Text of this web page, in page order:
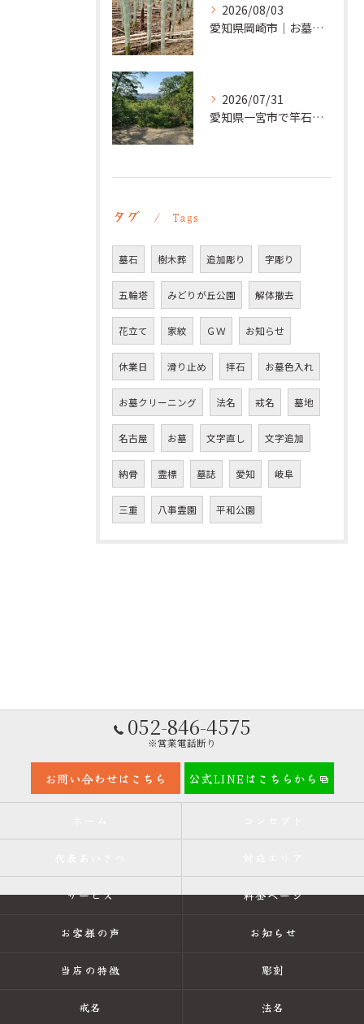
2026/08/03
愛知県岡崎市｜お墓の追加彫り施工例 ｜彫刻本舗
2026/07/31
愛知県一宮市で竿石への追加彫刻｜彫刻本舗
タグ Tags
墓石 樹木葬 追加彫り 字彫り
五輪塔 みどりが丘公園 解体撤去
花立て 家紋 ＧＷ お知らせ
休業日 滑り止め 拝石 お墓色入れ
お墓クリーニング 法名 戒名 墓地
名古屋 お墓 文字直し 文字追加
納骨 霊標 墓誌 愛知 岐阜
三重 八事霊園 平和公園
052-846-4575
※営業電話断り
お問い合わせはこちら 公式LINEはこちらから
サービス 料金ページ
お客様の声 お知らせ
当店の特徴 彫刻
戒名 法名